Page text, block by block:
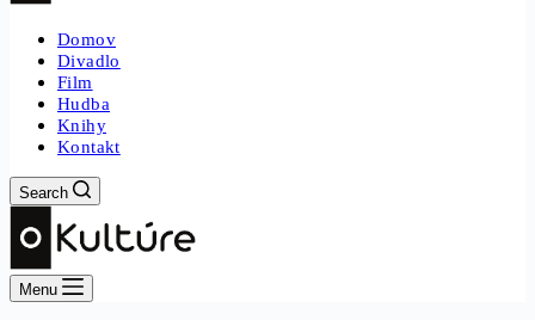
Domov
Divadlo
Film
Hudba
Knihy
Kontakt
Search
Menu